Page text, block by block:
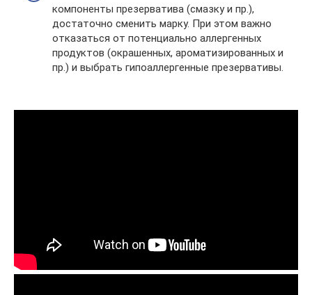
компоненты презерватива (смазку и пр.),
достаточно сменить марку. При этом важно
отказаться от потенциально аллергенных
продуктов (окрашенных, ароматизированных и
пр.) и выбрать гипоаллергенные презервативы.